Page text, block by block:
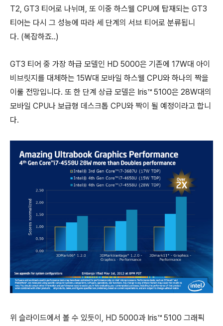
T2, GT3 티어로 나뉘며, 또 이중 하스웰 CPU에 탑재되는 GT3
티어는 다시 그 성능에 따라 세 단계의 서브 티어로 분류됩니
다. (복잡하죠..)
GT3 티어 중 가장 하급 모델인 HD 5000은 기존에 17W대 아이
비브릿지를 대체하는 15W대 모바일 하스웰 CPU와 하나의 짝을
이룰 전망입니다. 또 한 단계 상급 모델은 Iris™ 5100은 28W대의
모바일 CPU나 보급형 데스크톱 CPU와 짝이 될 예정이라고 합니
다.
위 슬라이드에서 볼 수 있듯이, HD 5000과 Iris™ 5100 그래픽